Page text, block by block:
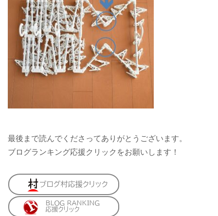
最後まで読んでくださってありがとうございます。
ブログランキング応援クリックをお願いします！